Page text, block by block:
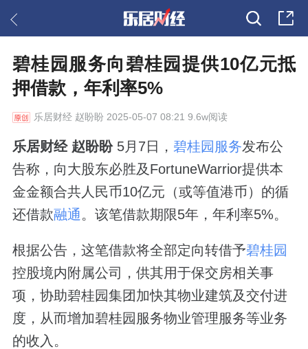
碧桂园服务向碧桂园提供10亿元抵
押借款，年利率5%
乐居财经赵盼盼 2025-05-07 08:21 9.6w阅读
乐居财经 赵盼盼5月7日， 碧桂园服务发布公
告称，向大股东必胜及FortuneWarrior提供本
金金额合共人民币10亿元（或等值港币）的循
还借款融通。该笔借款期限5年，年利率5%。
根据公告，这笔借款将全部定向转借予碧桂园
控股境内附属公司，供其用于保交房相关事
项，协助碧桂园集团加快其物业建筑及交付进
度，从而增加碧桂园服务物业管理服务等业务
的收入。